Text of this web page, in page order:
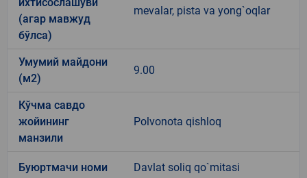
(агар мавжуд
бўлса)
mevalar, pista va yong`oqlar
Умумий майдони
(м2)
9.00
Кўчма савдо
жойининг
манзили
Polvonota qishloq
Буюртмачи номи Davlat soliq qo`mitasi